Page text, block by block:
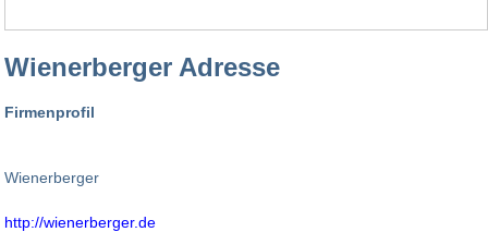
Wienerberger Adresse
Firmenprofil
Wienerberger
http://wienerberger.de